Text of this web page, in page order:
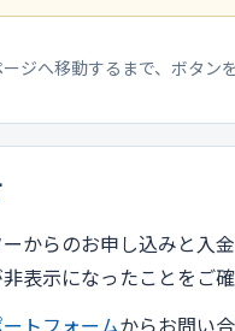
ジへ移動するまで、ボタン
からのお申し込みと入
表示になったことをご確
トフォームからお問い